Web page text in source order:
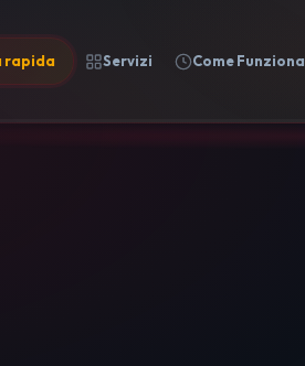
rapida Servizi Come Funziona